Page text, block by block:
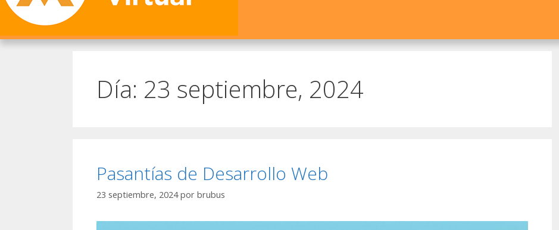
Día: 23 septiembre, 2024
Pasantías de Desarrollo Web
23 septiembre, 2024 por brubus